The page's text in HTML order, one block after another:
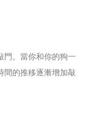
門。當你和你的狗一
間的推移逐漸增加敲